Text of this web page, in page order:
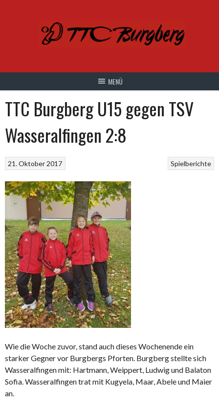
TTC Burgberg U15 gegen TSV
Wasseralfingen 2:8
Spielberichte
21. Oktober 2017
Wie die Woche zuvor, stand auch dieses Wochenende ein
starker Gegner vor Burgbergs Pforten. Burgberg stellte sich
Wasseralfingen mit: Hartmann, Weippert, Ludwig und Balaton
Sofia. Wasseralfingen trat mit Kugyela, Maar, Abele und Maier
an.